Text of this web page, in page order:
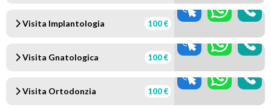
Visita Implantologia 100 €
Visita Gnatologica 100 €
Visita Ortodonzia 100 €